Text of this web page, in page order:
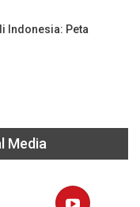
Indonesia: Peta
Media